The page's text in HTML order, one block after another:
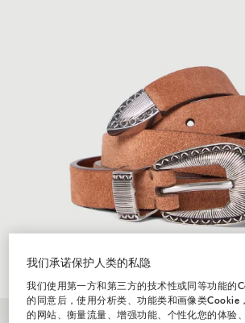
我们承诺保护人类的私隐
我们使用第一方和第三方的技术性或同等功能的
的同意后，使用分析类、功能类和画像类Cookie
的网站、衡量流量、增强功能、个性化您的体验